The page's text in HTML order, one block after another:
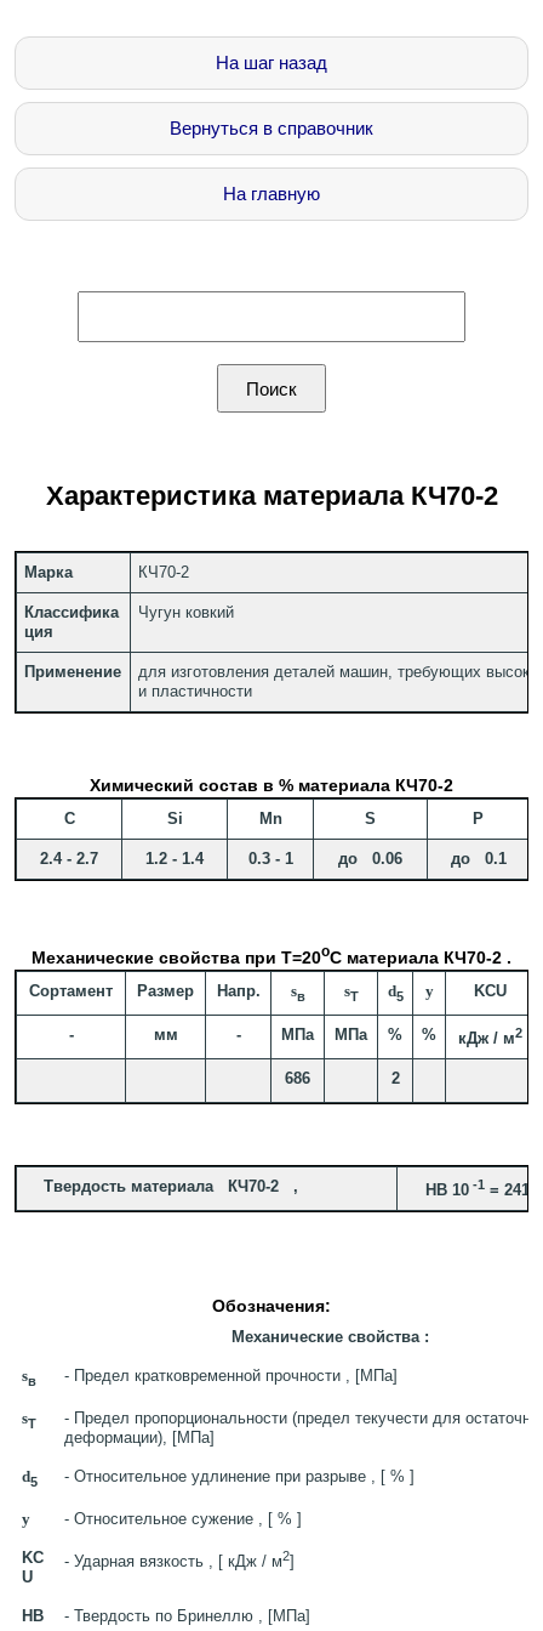
На шаг назад
Вернуться в справочник
На главную
Характеристика материала КЧ70-2
Марка КЧ70-2
Классифика
ция
Чугун ковкий
Применение
для изготовления деталей машин, требующих
и пластичности
Химический состав в % материала КЧ70-2
C Si Mn S P
2.4 - 2.7 1.2 - 1.4 0.3 - 1 до 0.06 до 0.1
Механические свойства при Т=20oС материала КЧ70-2 .
Сортамент Размер Напр. sв sT d5 y KCU
- мм - МПа МПа % % кДж / м2
686 2
Твердость материала КЧ70-2 , HB 10 -1 = 241
Обозначения:
Механические свойства :
sв - Предел кратковременной прочности , [МПа]
sT
- Предел пропорциональности (предел текучести для
деформации), [МПа]
d5 - Относительное удлинение при разрыве , [ % ]
y - Относительное сужение , [ % ]
KC
U
- Ударная вязкость , [ кДж / м2]
HB - Твердость по Бринеллю , [МПа]